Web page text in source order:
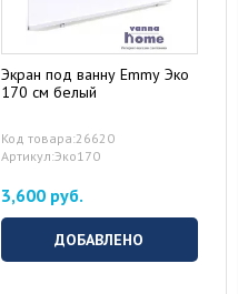
Экран под ванну Emmy Эко
170 см белый
Код товара:26620
Артикул:Эко170
3,600 руб.
ДОБАВЛЕНО